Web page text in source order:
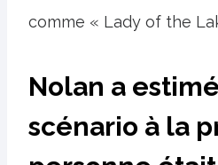
comme « Lady of the
Nolan a
scénario à la